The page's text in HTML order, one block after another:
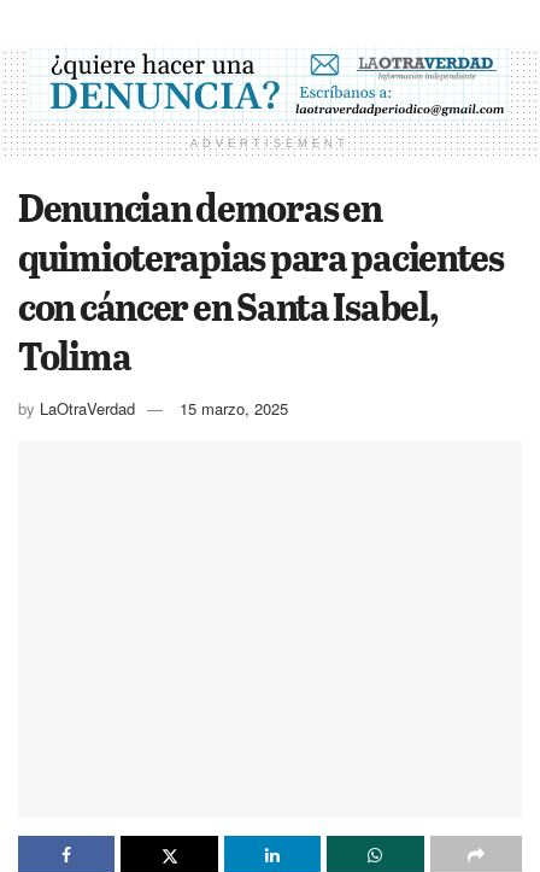
ADVERTISEMENT
Denuncian demoras en
quimioterapias para pacientes
con cáncer en Santa Isabel,
Tolima
by LaOtraVerdad 15 marzo, 2025